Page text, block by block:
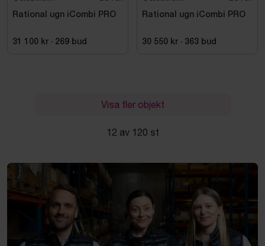
Rational ugn iCombi PRO
31 100 kr · 269 bud
Rational ugn iCombi PRO
30 550 kr · 363 bud
Visa fler objekt
12 av 120 st